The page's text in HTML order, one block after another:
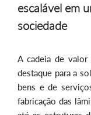
escalável em
sociedade
A cadeia de
destaque para a
bens e de
fabricação das